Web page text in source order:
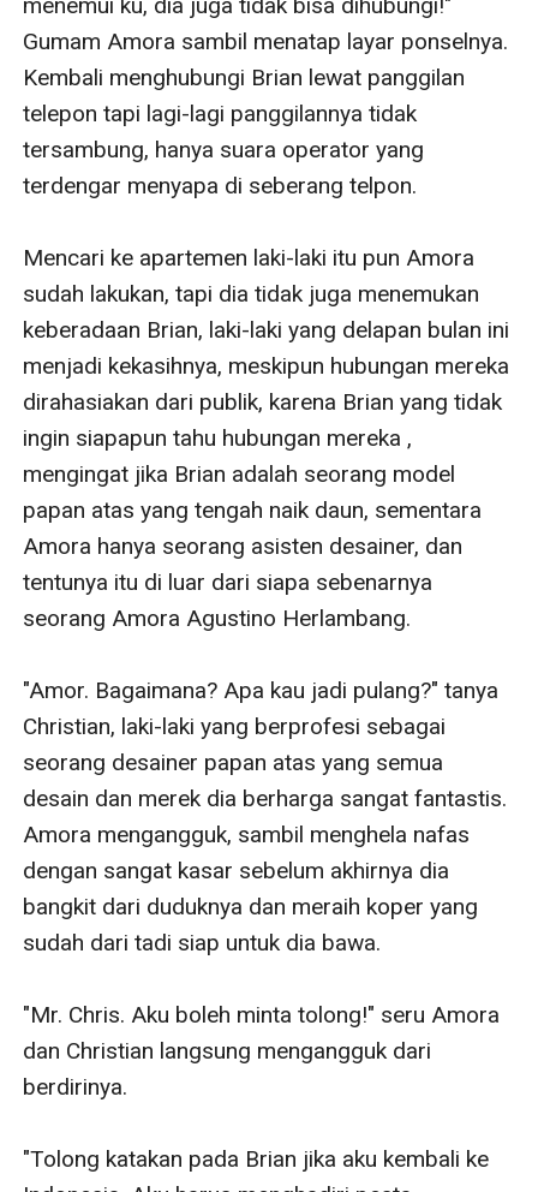
menemui ku, dia juga tidak bisa dihubungi!"
Gumam Amora sambil menatap layar ponselnya.
Kembali menghubungi Brian lewat panggilan
telepon tapi lagi-lagi panggilannya tidak
tersambung, hanya suara operator yang
terdengar menyapa di seberang telpon.
Mencari ke apartemen laki-laki itu pun Amora
sudah lakukan, tapi dia tidak juga menemukan
keberadaan Brian, laki-laki yang delapan bulan ini
menjadi kekasihnya, meskipun hubungan mereka
dirahasiakan dari publik, karena Brian yang tidak
ingin siapapun tahu hubungan mereka ,
mengingat jika Brian adalah seorang model
papan atas yang tengah naik daun, sementara
Amora hanya seorang asisten desainer, dan
tentunya itu di luar dari siapa sebenarnya
seorang Amora Agustino Herlambang.
"Amor. Bagaimana? Apa kau jadi pulang?" tanya
Christian, laki-laki yang berprofesi sebagai
seorang desainer papan atas yang semua
desain dan merek dia berharga sangat fantastis.
Amora mengangguk, sambil menghela nafas
dengan sangat kasar sebelum akhirnya dia
bangkit dari duduknya dan meraih koper yang
sudah dari tadi siap untuk dia bawa.
"Mr. Chris. Aku boleh minta tolong!" seru Amora
dan Christian langsung mengangguk dari
berdirinya.
"Tolong katakan pada Brian jika aku kembali ke